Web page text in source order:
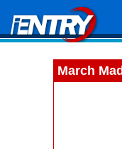
March